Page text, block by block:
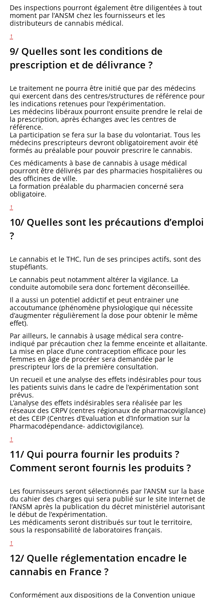
Des inspections pourront également être diligentées à tout
moment par l’ANSM chez les fournisseurs et les
distributeurs de cannabis médical.
↑
9/ Quelles sont les conditions de
prescription et de délivrance ?
Le traitement ne pourra être initié que par des médecins
qui exercent dans des centres/structures de référence pour
les indications retenues pour l’expérimentation.
Les médecins libéraux pourront ensuite prendre le relai de
la prescription, après échanges avec les centres de
référence.
La participation se fera sur la base du volontariat. Tous les
médecins prescripteurs devront obligatoirement avoir été
formés au préalable pour pouvoir prescrire le cannabis.
Ces médicaments à base de cannabis à usage médical
pourront être délivrés par des pharmacies hospitalières ou
des officines de ville.
La formation préalable du pharmacien concerné sera
obligatoire.
↑
10/ Quelles sont les précautions d’emploi
?
Le cannabis et le THC, l’un de ses principes actifs, sont des
stupéfiants.
Le cannabis peut notamment altérer la vigilance. La
conduite automobile sera donc fortement déconseillée.
Il a aussi un potentiel addictif et peut entrainer une
accoutumance (phénomène physiologique qui nécessite
d’augmenter régulièrement la dose pour obtenir le même
effet).
Par ailleurs, le cannabis à usage médical sera contre-
indiqué par précaution chez la femme enceinte et allaitante.
La mise en place d’une contraception efficace pour les
femmes en âge de procréer sera demandée par le
prescripteur lors de la première consultation.
Un recueil et une analyse des effets indésirables pour tous
les patients suivis dans le cadre de l’expérimentation sont
prévus.
L’analyse des effets indésirables sera réalisée par les
réseaux des CRPV (centres régionaux de pharmacovigilance)
et des CEIP (Centres d’Evaluation et d’Information sur la
Pharmacodépendance- addictovigilance).
↑
11/ Qui pourra fournir les produits ?
Comment seront fournis les produits ?
Les fournisseurs seront sélectionnés par l’ANSM sur la base
du cahier des charges qui sera publié sur le site Internet de
l’ANSM après la publication du décret ministériel autorisant
le début de l’expérimentation.
Les médicaments seront distribués sur tout le territoire,
sous la responsabilité de laboratoires français.
↑
12/ Quelle réglementation encadre le
cannabis en France ?
Conformément aux dispositions de la Convention unique